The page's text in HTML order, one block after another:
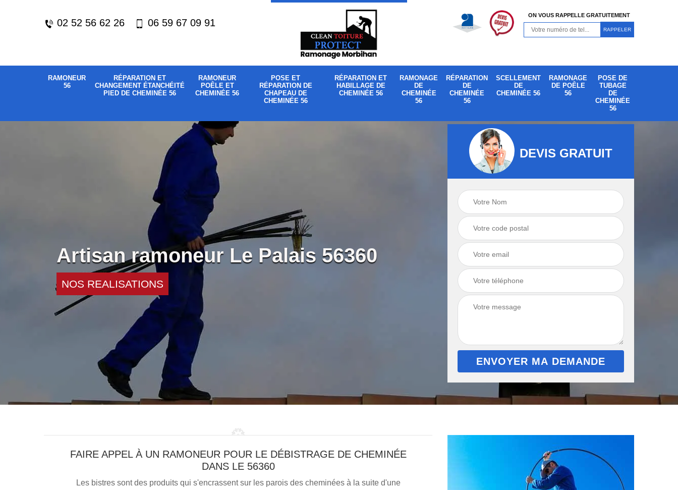
02 52 56 62 26 06 59 67 09 91
ON VOUS RAPPELLE GRATUITEMENT
RAMONEUR
56
RÉPARATION ET
CHANGEMENT ÉTANCHÉITÉ
PIED DE CHEMINÉE 56
RAMONEUR
POÊLE ET
CHEMINÉE 56
POSE ET
RÉPARATION DE
CHAPEAU DE
CHEMINÉE 56
RÉPARATION ET
HABILLAGE DE
CHEMINÉE 56
RAMONAGE
DE
CHEMINÉE
56
RÉPARATION
DE
CHEMINÉE
56
SCELLEMENT
DE
CHEMINÉE 56
RAMONAGE
DE POÊLE
56
POSE DE
TUBAGE
DE
CHEMINÉE
56
Artisan ramoneur Le Palais 56360
NOS REALISATIONS
DEVIS GRATUIT
FAIRE APPEL À UN RAMONEUR POUR LE DÉBISTRAGE DE CHEMINÉE
DANS LE 56360
Les bistres sont des produits qui s'encrassent sur les parois des cheminées à la suite d'une